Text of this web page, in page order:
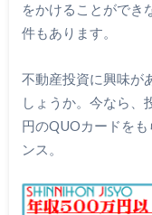
をかけることができ
件もあります。
不動産投資に興味が
しょうか。今なら、
円のQUOカードを
ンス。